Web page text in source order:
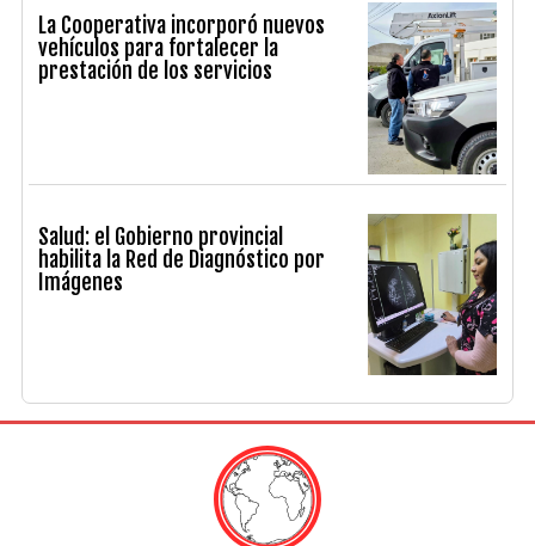
La Cooperativa incorporó nuevos
vehículos para fortalecer la
prestación de los servicios
Salud: el Gobierno provincial
habilita la Red de Diagnóstico por
Imágenes